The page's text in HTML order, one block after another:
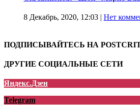
8 Декабрь, 2020, 12:03 | Нет
ПОДПИСЫВАЙТЕСЬ НА
ДРУГИЕ СОЦИАЛЬНЫЕ СЕТИ
Яндекс.Дзен
Telegram